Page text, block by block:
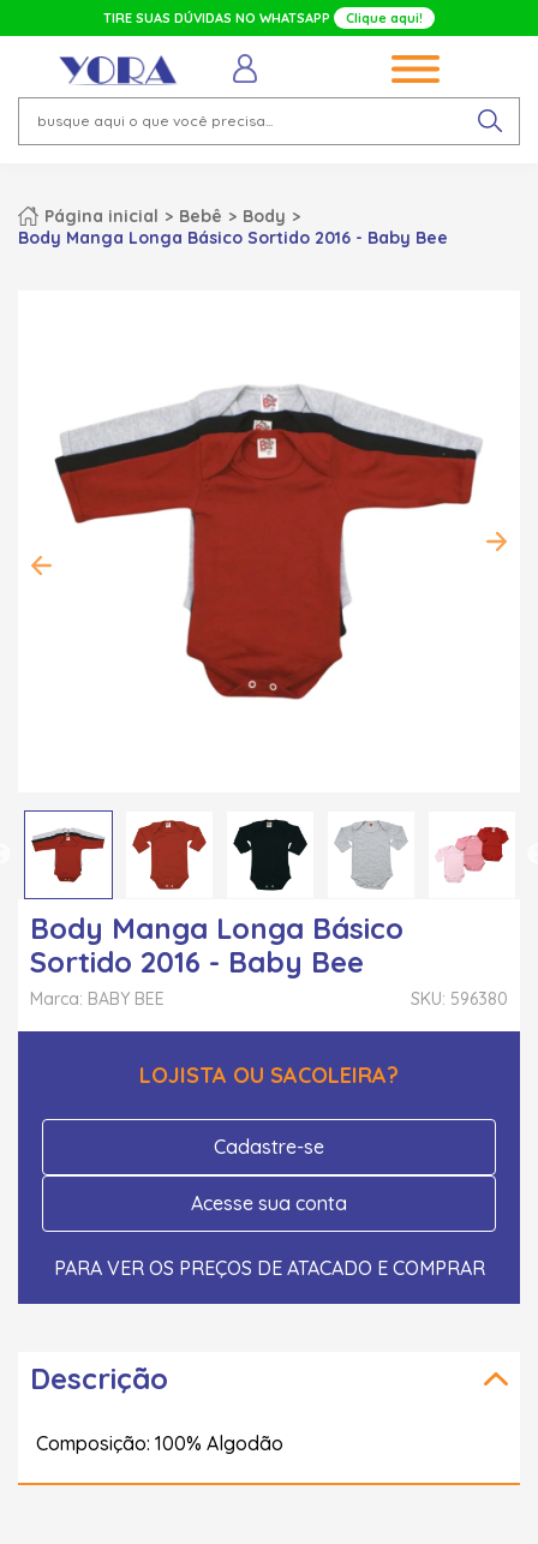
TIRE SUAS DÚVIDAS NO WHATSAPP Clique aqui!
Página inicial Bebê
Body
Body Manga Longa Básico Sortido 2016 - Baby Bee
Body Manga Longa Básico
Sortido 2016 - Baby Bee
SKU: 596380
Marca: BABY BEE
LOJISTA OU SACOLEIRA?
Cadastre-se
Acesse sua conta
PARA VER OS PREÇOS DE ATACADO E COMPRAR
Descrição
Composição: 100% Algodão